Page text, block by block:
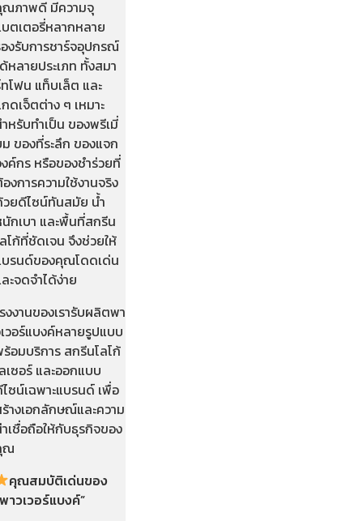
ภาพดี มีความจุ
ตเตอรี่หลากหลาย
งรับการชาร์จอุปกรณ์
หลายประเภท ทั้งสมา
โฟน แท็บเล็ต และ
ดเจ็ตต่าง ๆ เหมาะ
หรับทำเป็น ของพรีเมี่
ของที่ระลึก ของแจก
ค์กร หรือของชำร่วยที่
งการความใช้งานจริง
ยดีไซน์ทันสมัย น้ำ
กเบา และพื้นที่สกรีน
โก้ที่ชัดเจน จึงช่วยให้
รนด์ของคุณโดดเด่น
ะจดจำได้ง่าย
งงานของเรารับผลิตพา
วอร์แบงค์หลายรูปแบบ
อมบริการ สกรีนโลโก้
เซอร์ และออกแบบ
ซน์เฉพาะแบรนด์ เพื่อ
างเอกลักษณ์และความ
เชื่อถือให้กับธุรกิจของ
ณ
คุณสมบัติเด่นของ
าวเวอร์แบงค์”